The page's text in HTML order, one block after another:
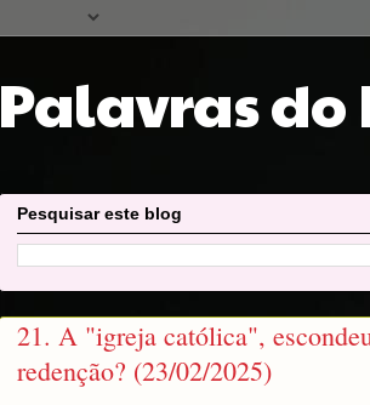
Palavras do
Pesquisar este blog
21. A "igreja católica",
redenção? (23/02/2025)